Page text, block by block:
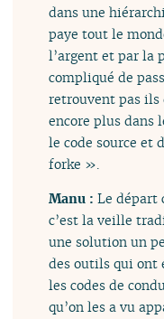
dans une
paye tout le
l’argent et par la
compliqué de
retrouvent pas
encore plus dans
le code source et
forke ».
Manu :Le départ
c’est la veille
une solution un
des outils qui ont
les codes de
qu’on les a vu